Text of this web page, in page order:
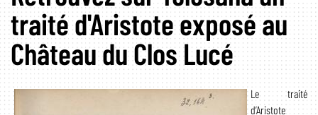
S'inscrire
Tolosana
Une Question ?
Ebooks on Demand
Consulter les documents patrimoniaux
Tolosana
Fad'Oc
Les Chiffres Clés
Cartographie du Réseau
traité d'Aristote exposé au
Château du Clos Lucé
Corps
Le traité
d’Aristote